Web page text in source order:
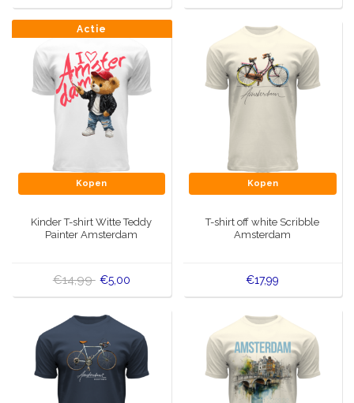
Actie
Kopen
Kinder T-shirt Witte Teddy
Painter Amsterdam
€14,99 €5,00
Kopen
T-shirt off white Scribble
Amsterdam
€17,99